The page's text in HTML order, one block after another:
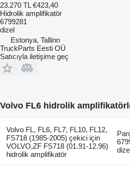
23.270 TL €423,40
Hidrolik amplifikatör
6799281
dizel
Estonya, Tallinn
TruckParts Eesti OÜ
Satıcıyla iletişime geç
Volvo FL6 hidrolik
Volvo FL, FL6, FL7, FL10, FL12,
FS718 (1985-2005) çekici için
VOLVO,ZF FS718 (01.91-12.96)
hidrolik amplifikatör